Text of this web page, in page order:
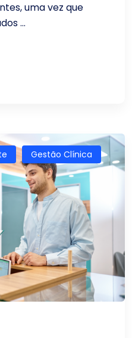
uma vez que
...
Gestão Clínica